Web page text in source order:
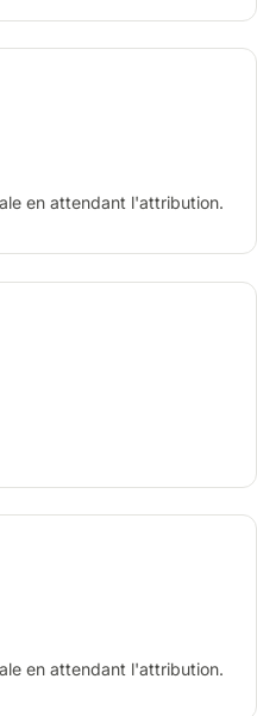
en attendant l'attribution.
en attendant l'attribution.